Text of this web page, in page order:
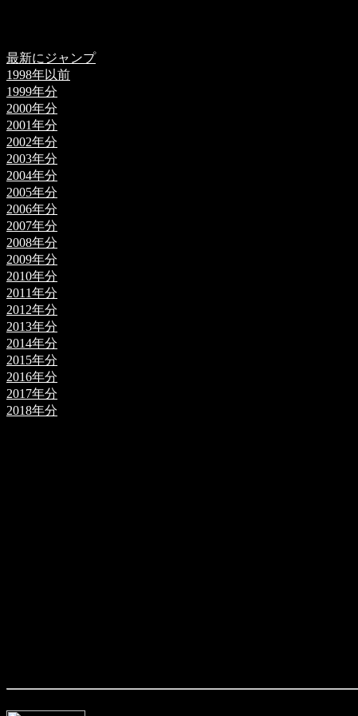
最新にジャンプ
1998年以前
1999年分
2000年分
2001年分
2002年分
2003年分
2004年分
2005年分
2006年分
2007年分
2008年分
2009年分
2010年分
2011年分
2012年分
2013年分
2014年分
2015年分
2016年分
2017年分
2018年分